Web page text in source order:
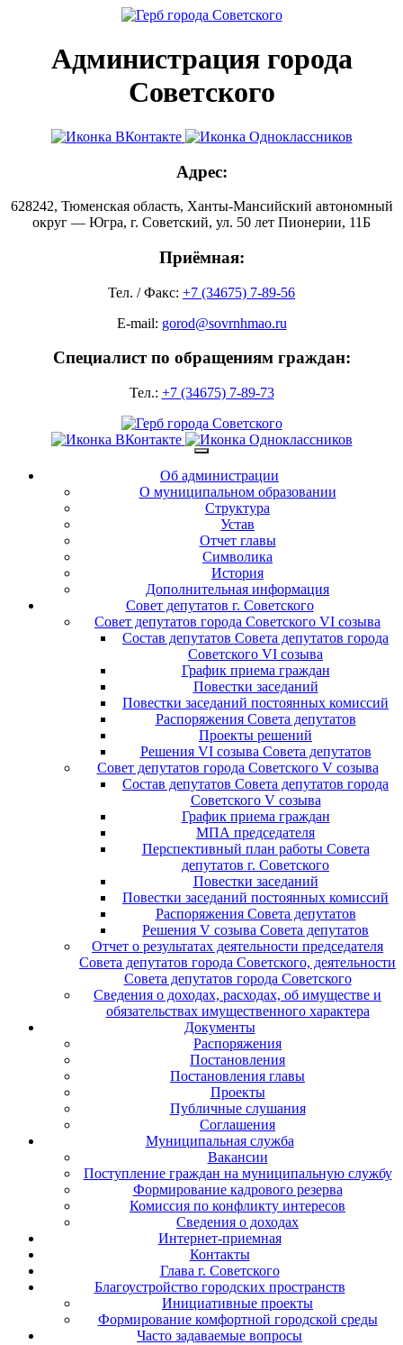
Администрация города
Советского
Адрес:
628242, Тюменская область, Ханты-Мансийский автономный
округ — Югра, г. Советский, ул. 50 лет Пионерии, 11Б
Приёмная:
Тел. / Факс: +7 (34675) 7-89-56
E-mail: gorod@sovrnhmao.ru
Специалист по обращениям граждан:
Тел.: +7 (34675) 7-89-73
Об администрации
О муниципальном образовании
Структура
Устав
Отчет главы
Символика
История
Дополнительная информация
Совет депутатов г. Советского
Совет депутатов города Советского VI созыва
Состав депутатов Совета депутатов города
Советского VI созыва
График приема граждан
Повестки заседаний
Повестки заседаний постоянных комиссий
Распоряжения Совета депутатов
Проекты решений
Решения VI созыва Совета депутатов
Совет депутатов города Советского V созыва
Состав депутатов Совета депутатов города
Советского V созыва
График приема граждан
МПА председателя
Перспективный план работы Совета
депутатов г. Советского
Повестки заседаний
Повестки заседаний постоянных комиссий
Распоряжения Совета депутатов
Решения V созыва Совета депутатов
Отчет о результатах деятельности председателя
Совета депутатов города Советского, деятельности
Совета депутатов города Советского
Сведения о доходах, расходах, об имуществе и
обязательствах имущественного характера
Документы
Распоряжения
Постановления
Постановления главы
Проекты
Публичные слушания
Соглашения
Муниципальная служба
Вакансии
Поступление граждан на муниципальную службу
Формирование кадрового резерва
Комиссия по конфликту интересов
Сведения о доходах
Интернет-приемная
Контакты
Глава г. Советского
Благоустройство городских пространств
Инициативные проекты
Формирование комфортной городской среды
Часто задаваемые вопросы